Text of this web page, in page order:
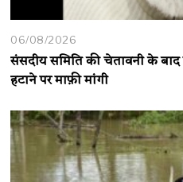
06/08/2026
संसदीय समिति की चेतावनी के बाद
हटाने पर माफ़ी मांगी